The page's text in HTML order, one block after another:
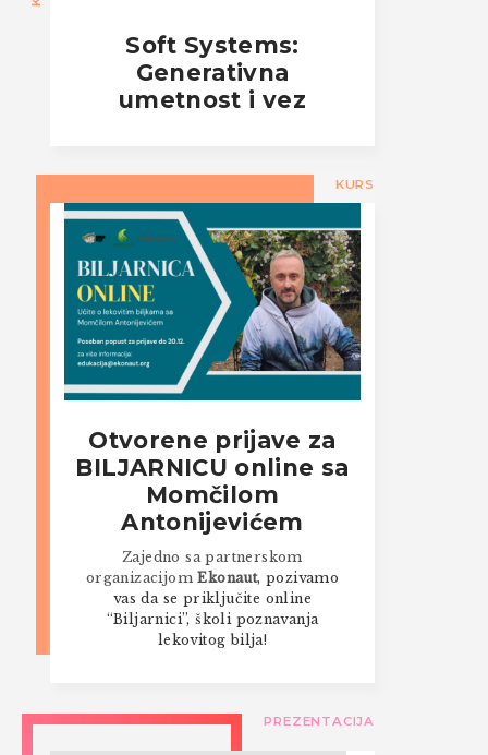
Soft Systems:
Generativna
umetnost i vez
KURS
Otvorene prijave za
BILJARNICU online sa
Momčilom
Antonijevićem
Zajedno sa partnerskom
organizacijomEkonaut, pozivamo
vas da se priključite online
“Biljarnici”, školi poznavanja
lekovitog bilja!
PREZENTACIJA